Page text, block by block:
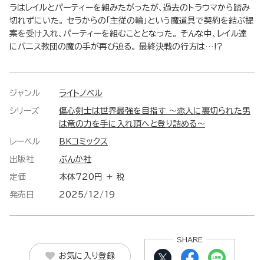
ラはレイルとパーティーを組みたがったが、過去のトラウマから踏み
切れずにいた。 セラからの「主従の輪」という魔道具で契約を結ぶ提
案を受け入れ、パーティーを組むこととなった。 そんな中、レイル達
にバニス教団の魔の手が再び迫る。 最終決戦の行方は…!?
ジャンル ライトノベル
シリーズ
傷心剣士は世界最強を目指す ～恋人に裏切られた男
は竜の力を手に入れ頂へと登り詰める～
レーベル BKコミックス
出版社 ぶんか社
定価 本体720円 ＋ 税
発売日 2025/12/19
お気に入り登録
SHARE